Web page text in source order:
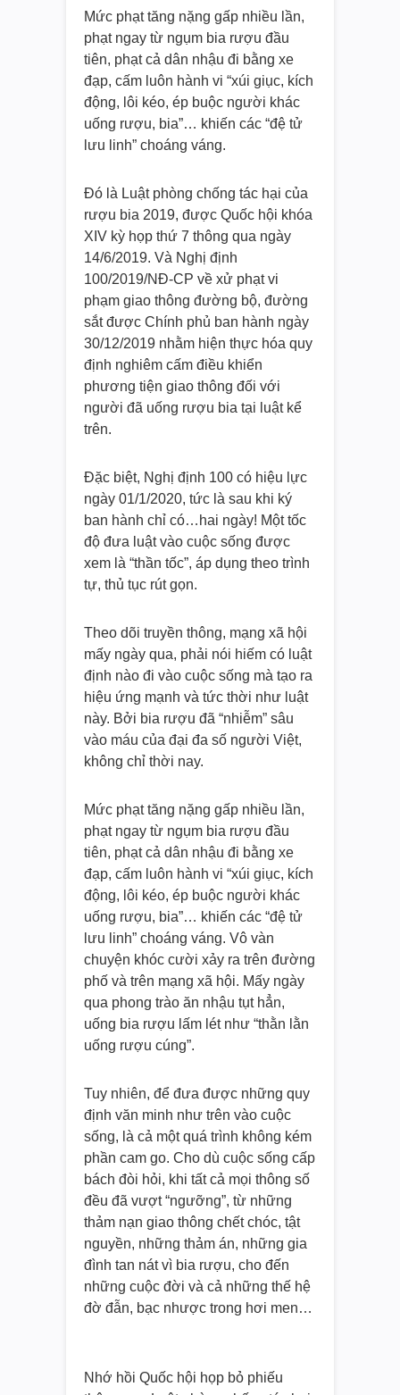
Mức phạt tăng nặng gấp nhiều lần,
phạt ngay từ ngụm bia rượu đầu
tiên, phạt cả dân nhậu đi bằng xe
đạp, cấm luôn hành vi “xúi giục, kích
động, lôi kéo, ép buộc người khác
uống rượu, bia”… khiến các “đệ tử
lưu linh” choáng váng.
Đó là Luật phòng chống tác hại của
rượu bia 2019, được Quốc hội khóa
XIV kỳ họp thứ 7 thông qua ngày
14/6/2019. Và Nghị định
100/2019/NĐ-CP về xử phạt vi
phạm giao thông đường bộ, đường
sắt được Chính phủ ban hành ngày
30/12/2019 nhằm hiện thực hóa quy
định nghiêm cấm điều khiển
phương tiện giao thông đối với
người đã uống rượu bia tại luật kể
trên.
Đặc biệt, Nghị định 100 có hiệu lực
ngày 01/1/2020, tức là sau khi ký
ban hành chỉ có…hai ngày! Một tốc
độ đưa luật vào cuộc sống được
xem là “thần tốc”, áp dụng theo trình
tự, thủ tục rút gọn.
Theo dõi truyền thông, mạng xã hội
mấy ngày qua, phải nói hiếm có luật
định nào đi vào cuộc sống mà tạo ra
hiệu ứng mạnh và tức thời như luật
này. Bởi bia rượu đã “nhiễm” sâu
vào máu của đại đa số người Việt,
không chỉ thời nay.
Mức phạt tăng nặng gấp nhiều lần,
phạt ngay từ ngụm bia rượu đầu
tiên, phạt cả dân nhậu đi bằng xe
đạp, cấm luôn hành vi “xúi giục, kích
động, lôi kéo, ép buộc người khác
uống rượu, bia”… khiến các “đệ tử
lưu linh” choáng váng. Vô vàn
chuyện khóc cười xảy ra trên đường
phố và trên mạng xã hội. Mấy ngày
qua phong trào ăn nhậu tụt hẳn,
uống bia rượu lấm lét như “thằn lằn
uống rượu cúng”.
Tuy nhiên, để đưa được những quy
định văn minh như trên vào cuộc
sống, là cả một quá trình không kém
phần cam go. Cho dù cuộc sống cấp
bách đòi hỏi, khi tất cả mọi thông số
đều đã vượt “ngưỡng”, từ những
thảm nạn giao thông chết chóc, tật
nguyền, những thảm án, những gia
đình tan nát vì bia rượu, cho đến
những cuộc đời và cả những thế hệ
đờ đẫn, bạc nhược trong hơi men…
Nhớ hồi Quốc hội họp bỏ phiếu